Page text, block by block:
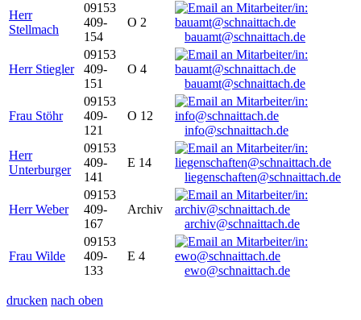
Herr
Stellmach
09153
409-
154
O 2
bauamt@schnaittach.de
Herr Stiegler
09153
409-
151
O 4
bauamt@schnaittach.de
Frau Stöhr
09153
409-
121
O 12
info@schnaittach.de
Herr
Unterburger
09153
409-
141
E 14
liegenschaften@schnaittach.de
Herr Weber
09153
409-
167
Archiv
archiv@schnaittach.de
Frau Wilde
09153
409-
133
E 4
ewo@schnaittach.de
drucken nach oben